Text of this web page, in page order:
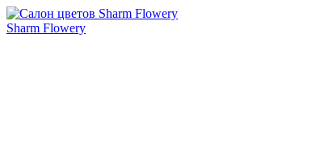
Sharm Flowery